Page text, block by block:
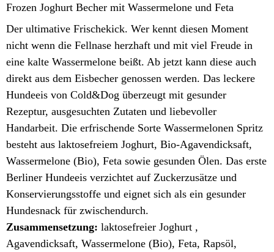
Frozen Joghurt Becher mit Wassermelone und Feta
Der ultimative Frischekick. Wer kennt diesen Moment
nicht wenn die Fellnase herzhaft und mit viel Freude in
eine kalte Wassermelone beißt. Ab jetzt kann diese auch
direkt aus dem Eisbecher genossen werden. Das leckere
Hundeeis von Cold&Dog überzeugt mit gesunder
Rezeptur, ausgesuchten Zutaten und liebevoller
Handarbeit. Die erfrischende Sorte Wassermelonen Spritz
besteht aus laktosefreiem Joghurt, Bio-Agavendicksaft,
Wassermelone (Bio), Feta sowie gesunden Ölen. Das erste
Berliner Hundeeis verzichtet auf Zuckerzusätze und
Konservierungsstoffe und eignet sich als ein gesunder
Hundesnack für zwischendurch.
Zusammensetzung: laktosefreier Joghurt ,
Agavendicksaft, Wassermelone (Bio), Feta, Rapsöl,